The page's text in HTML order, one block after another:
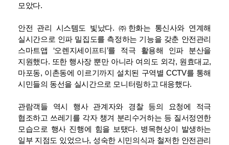
모았다.
안전 관리 시스템도 빛났다. ㈜한화는 통신사와 연계해
실시간으로 인파 밀집도를 측정하는 기능을 갖춘 안전관리
스마트앱 ‘오렌지세이프티’를 적극 활용해 인파 분산을
지원했다. 또한 행사장 뿐만 아니라 여의도 외각, 원효대교,
마포동, 이촌동에 이르기까지 설치된 구역별 CCTV를 통해
시민들의 동선을 실시간으로 모니터링하고 대응했다.
관람객들 역시 행사 관계자와 경찰 등의 요청에 적극
협조하고 쓰레기를 각자 챙겨 분리수거하는 등 질서정연한
모습으로 행사 진행에 힘을 보탰다. 병목현상이 발생하는
일부 지점도 있었으나, 성숙한 시민의식과 철저한 안전관리